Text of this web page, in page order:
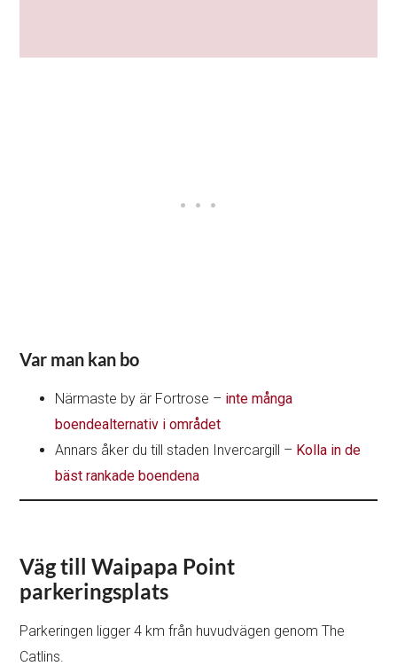
Var man kan bo
Närmaste by är Fortrose – inte många
boendealternativ i området
Annars åker du till staden Invercargill – Kolla in de
bäst rankade boendena
Väg till Waipapa Point
parkeringsplats
Parkeringen ligger 4 km från huvudvägen genom The
Catlins.